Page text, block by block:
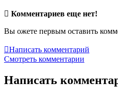
 Комментариев еще нет!
Вы ожете первым оставить
Написать комментарий
Смотреть комментарии
Написать